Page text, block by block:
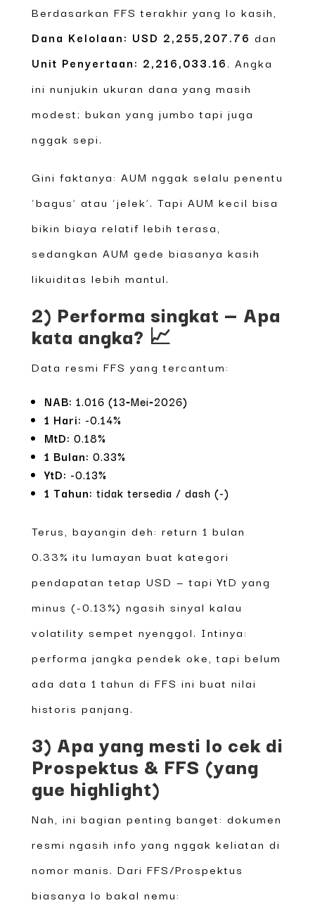
Berdasarkan FFS terakhir yang lo kasih,
Dana Kelolaan: USD 2,255,207.76 dan
Unit Penyertaan: 2,216,033.16. Angka
ini nunjukin ukuran dana yang masih
modest; bukan yang jumbo tapi juga
nggak sepi.
Gini faktanya: AUM nggak selalu penentu
‘bagus’ atau ‘jelek’. Tapi AUM kecil bisa
bikin biaya relatif lebih terasa,
sedangkan AUM gede biasanya kasih
likuiditas lebih mantul.
2) Performa singkat — Apa
kata angka? 📈
Data resmi FFS yang tercantum:
NAB: 1.016 (13‑Mei‑2026)
1 Hari: -0.14%
MtD: 0.18%
1 Bulan: 0.33%
YtD: -0.13%
1 Tahun: tidak tersedia / dash (-)
Terus, bayangin deh: return 1 bulan
0.33% itu lumayan buat kategori
pendapatan tetap USD — tapi YtD yang
minus (-0.13%) ngasih sinyal kalau
volatility sempet nyenggol. Intinya:
performa jangka pendek oke, tapi belum
ada data 1 tahun di FFS ini buat nilai
historis panjang.
3) Apa yang mesti lo cek di
Prospektus & FFS (yang
gue highlight)
Nah, ini bagian penting banget: dokumen
resmi ngasih info yang nggak keliatan di
nomor manis. Dari FFS/Prospektus
biasanya lo bakal nemu: